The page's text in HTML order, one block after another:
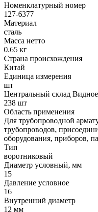
Номенклатурный номер
127-6377
Материал
сталь
Масса нетто
0.65 кг
Страна происхождения
Китай
Единица измерения
шт
Центральный склад Видное
238 шт
Область применения
Для трубопроводной
трубопроводов,
оборудования, приборов,
Тип
воротниковый
Диаметр условный, мм
15
Давление условное
16
Внутренний диаметр
12 мм